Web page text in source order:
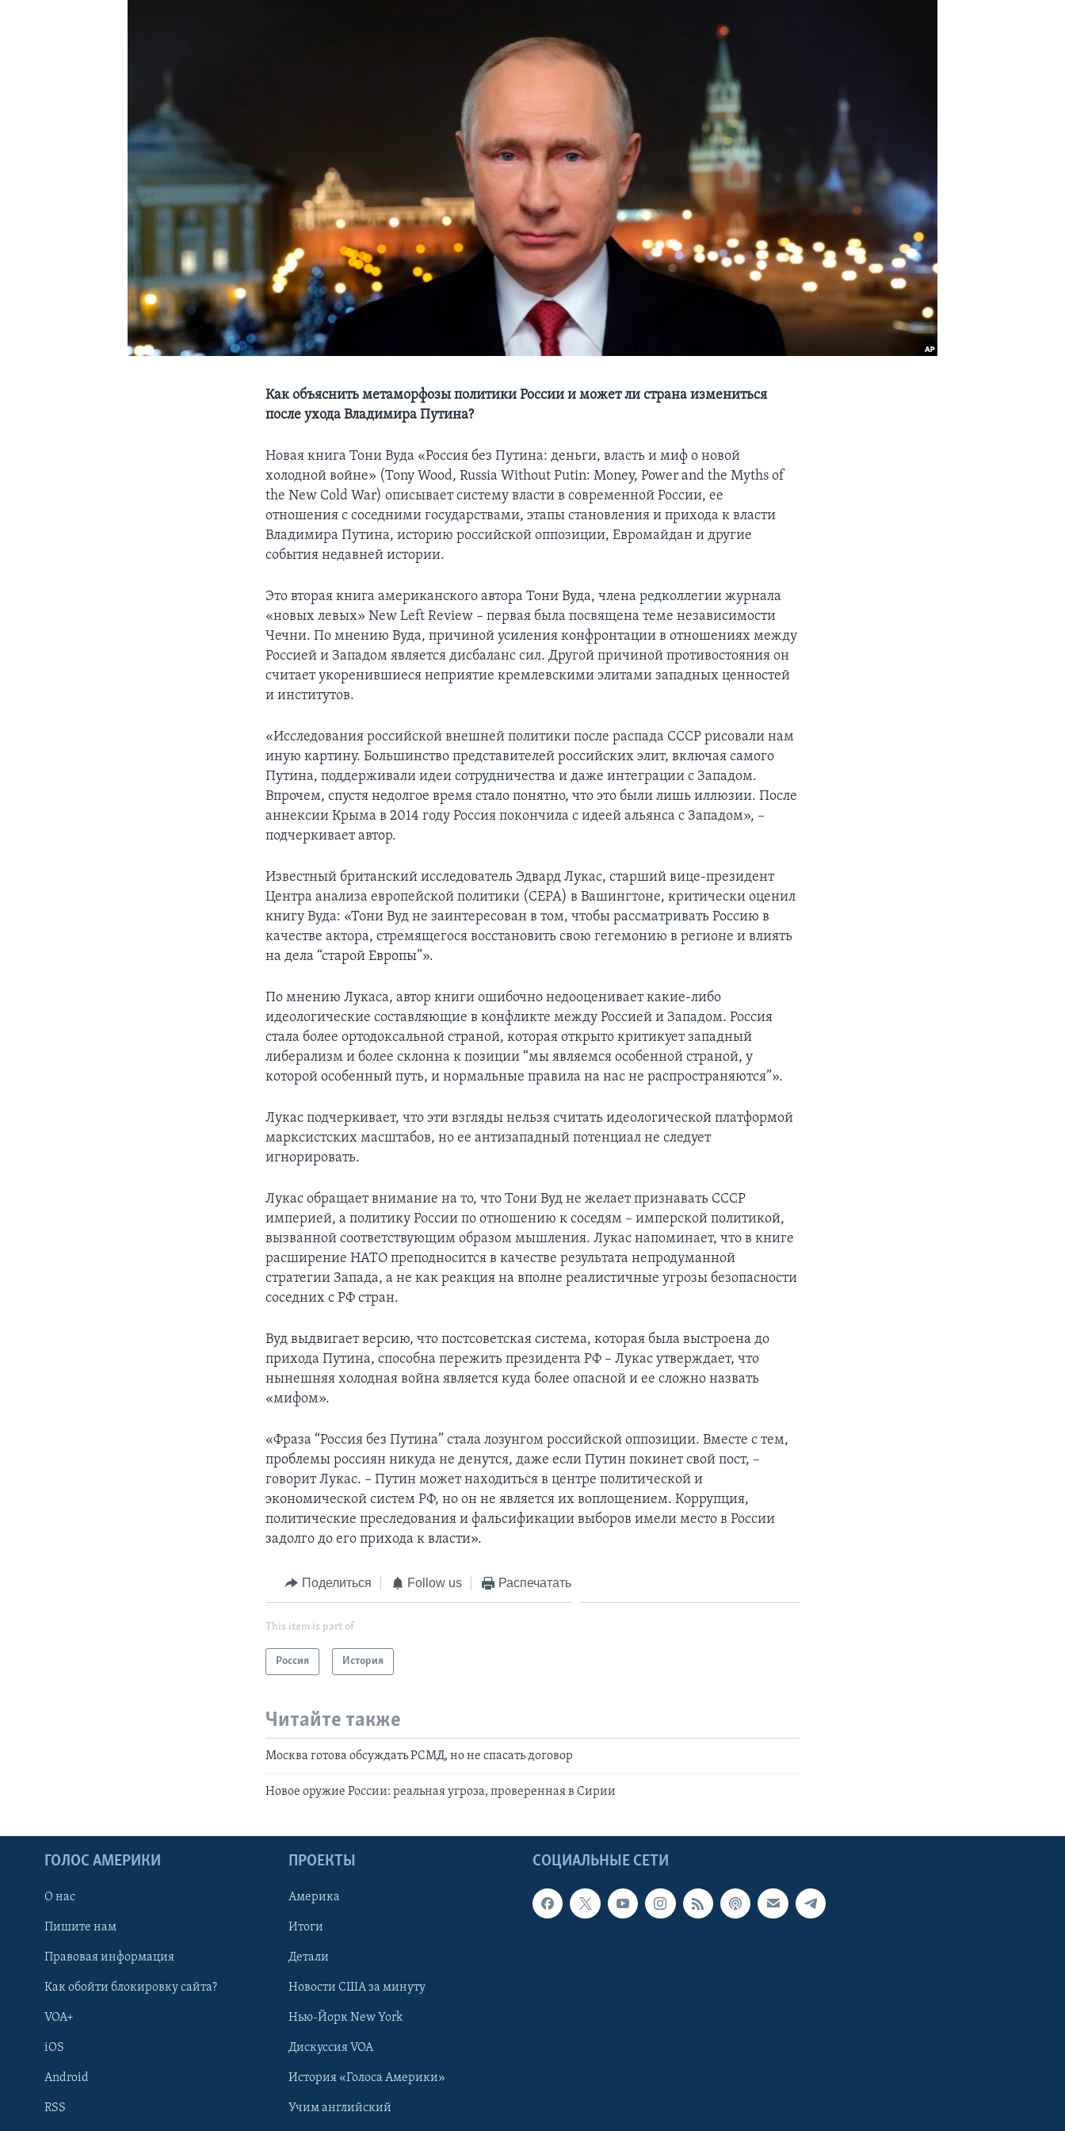
Как объяснить метаморфозы политики России и может ли страна измениться
после ухода Владимира Путина?
Новая книга Тони Вуда «Россия без Путина: деньги, власть и миф о новой
холодной войне» (Tony Wood, Russia Without Putin: Money, Power and the Myths of
the New Cold War) описывает систему власти в современной России, ее
отношения с соседними государствами, этапы становления и прихода к власти
Владимира Путина, историю российской оппозиции, Евромайдан и другие
события недавней истории.
Это вторая книга американского автора Тони Вуда, члена редколлегии журнала
«новых левых» New Left Review – первая была посвящена теме независимости
Чечни. По мнению Вуда, причиной усиления конфронтации в отношениях между
Россией и Западом является дисбаланс сил. Другой причиной противостояния он
считает укоренившиеся неприятие кремлевскими элитами западных ценностей
и институтов.
«Исследования российской внешней политики после распада СССР рисовали нам
иную картину. Большинство представителей российских элит, включая самого
Путина, поддерживали идеи сотрудничества и даже интеграции с Западом.
Впрочем, спустя недолгое время стало понятно, что это были лишь иллюзии. После
аннексии Крыма в 2014 году Россия покончила с идеей альянса с Западом», –
подчеркивает автор.
Известный британский исследователь Эдвард Лукас, старший вице-президент
Центра анализа европейской политики (CEPA) в Вашингтоне, критически оценил
книгу Вуда: «Тони Вуд не заинтересован в том, чтобы рассматривать Россию в
качестве актора, стремящегося восстановить свою гегемонию в регионе и влиять
на дела “старой Европы”».
По мнению Лукаса, автор книги ошибочно недооценивает какие-либо
идеологические составляющие в конфликте между Россией и Западом. Россия
стала более ортодоксальной cтраной, которая открыто критикует западный
либерализм и более склонна к позиции “мы являемся особенной страной, у
которой особенный путь, и нормальные правила на нас не распространяются”».
Лукас подчеркивает, что эти взгляды нельзя считать идеологической платформой
марксистских масштабов, но ее антизападный потенциал не следует
игнорировать.
Лукас обращает внимание на то, что Тони Вуд не желает признавать СССР
империей, а политику России по отношению к соседям – имперской политикой,
вызванной соответствующим образом мышления. Лукас напоминает, что в книге
расширение НАТО преподносится в качестве результата непродуманной
стратегии Запада, а не как реакция на вполне реалистичные угрозы безопасности
соседних с РФ стран.
Вуд выдвигает версию, что постсоветская система, которая была выстроена до
прихода Путина, способна пережить президента РФ – Лукас утверждает, что
нынешняя холодная война является куда более опасной и ее сложно назвать
«мифом».
«Фраза “Россия без Путина” стала лозунгом российской оппозиции. Вместе с тем,
проблемы россиян никуда не денутся, даже если Путин покинет свой поcт, –
говорит Лукас. – Путин может находиться в центре политической и
экономической систем РФ, но он не является их воплощением. Коррупция,
политические преследования и фальсификации выборов имели место в России
задолго до его прихода к власти».
Поделиться Follow us Распечатать
This item is part of
Россия История
Читайте также
Москва готова обсуждать РСМД, но не спасать договор
Новое оружие России: реальная угроза, проверенная в Сирии
СОЦИАЛЬНЫЕ СЕТИ
ГОЛОС АМЕРИКИ
О нас
Пишите нам
Правовая информация
Как обойти блокировку сайта?
VOA+
iOS
Android
RSS
ПРОЕКТЫ
Америка
Итоги
Детали
Новости США за минуту
Нью-Йорк New York
Дискуссия VOA
История «Голоса Америки»
Учим английский